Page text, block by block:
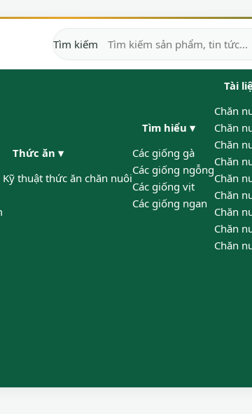
Tìm kiếm
Thức ăn ▾
Kỹ thuật thức ăn chăn nuôi
Tìm hiểu ▾
Các giống gà
Các giống ngỗng
Các giống vịt
Các giống ngan
Tài
Chăn
Chăn
Chăn
Chăn
Chăn
Chăn
Chăn
Chăn
Chăn